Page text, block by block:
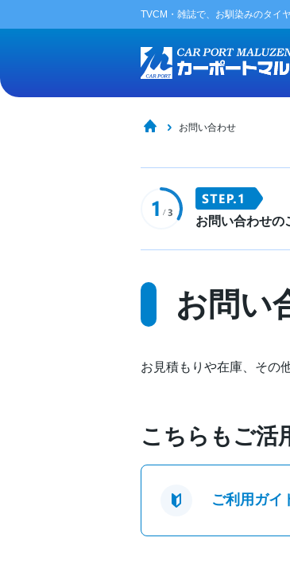
TVCM・雑誌で、お馴染みのタイ
お問い合わせ
お問い合わせの
お問い
お見積もりや在庫、その
こちらもご活
ご利用ガイ